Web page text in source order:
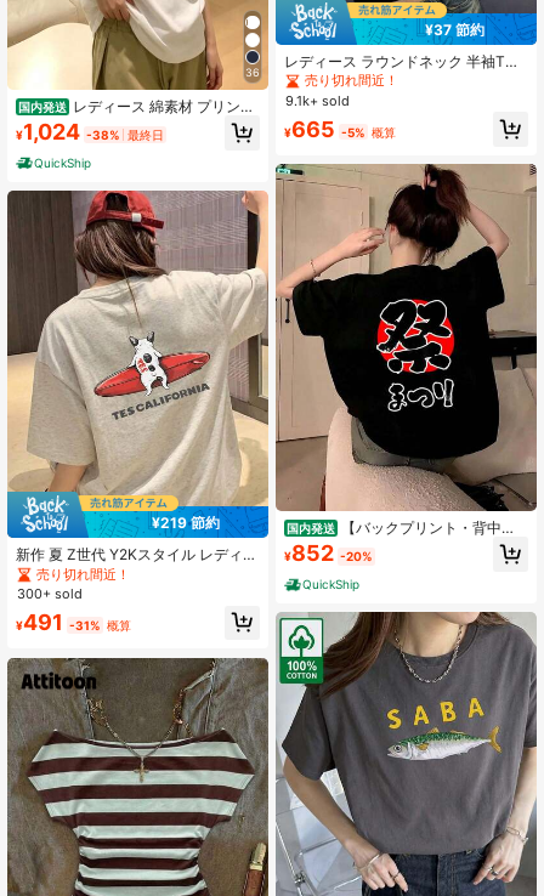
36
国内発送 レディース 綿素材 プリント
柄 半袖 T シャツ クルーネック カジ
ュアル 柔らか肌触り 通気性良好 夏
新作 普段着 通勤着 おしゃれデイリ
ーカジュアルトップス
¥1,024 -38% 最終日
QuickShip
¥219 節約
新作 夏 Z世代 Y2Kスタイル レディー
ス おもしろ犬サーフィン柄 ラウンド
ネック 半袖Tシャツ カジュアル
売り切れ間近！
300+ sold
¥491 -31% 概算
¥37 節約
レディース ラウンドネック 半袖Tシ
ャツ 夏新作 レタープリント アメリ
カンホットガール風 ファッション カ
ジュアル 万能 スリムフィット クロ
ップド丈トップス
売り切れ間近！
9.1k+ sold
¥665 -5% 概算
国内発送
【バックプリント・背中
側】祭 まつり（筆文字）日の丸 お祭
り 衣装 体育祭 文化祭 イベント 面白
い デザイン Tシャツ
¥852 -20%
QuickShip